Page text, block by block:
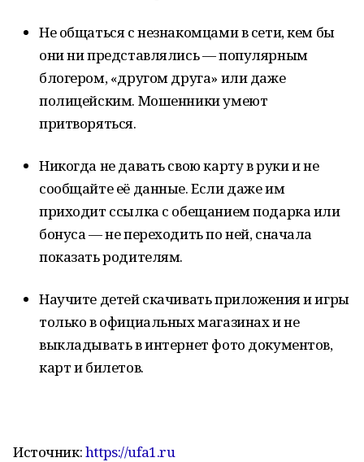
Не общаться с незнакомцами в сети, кем бы
они ни представлялись — популярным
блогером, «другом друга» или даже
полицейским. Мошенники умеют
притворяться.
Никогда не давать свою карту в руки и не
сообщайте её данные. Если даже им
приходит ссылка с обещанием подарка или
бонуса — не переходить по ней, сначала
показать родителям.
Научите детей скачивать приложения и игры
только в официальных магазинах и не
выкладывать в интернет фото документов,
карт и билетов.
Источник:https://ufa1.ru